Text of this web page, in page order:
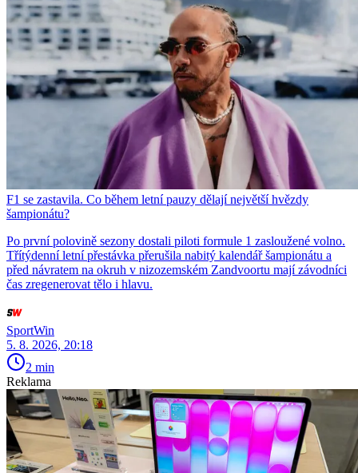
F1 se zastavila. Co během letní pauzy dělají největší hvězdy
šampionátu?
Po první polovině sezony dostali piloti formule 1 zasloužené volno.
Třítýdenní letní přestávka přerušila nabitý kalendář šampionátu a
před návratem na okruh v nizozemském Zandvoortu mají závodníci
čas zregenerovat tělo i hlavu.
SportWin
5. 8. 2026, 20:18
2 min
Reklama